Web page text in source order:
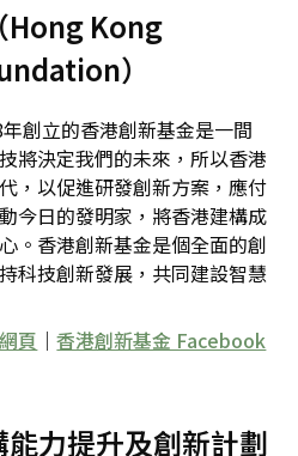
Hong Kong
）
創立的香港創新基金是一間
將決定我們的未來，所以香港
，以促進研發創新方案，應付
今日的發明家，將香港建構成
。香港創新基金是個全面的創
科技創新發展，共同建設智慧
頁 ｜香港創新基金 Facebook
力提升及創新計劃